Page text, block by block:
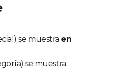
se muestra en
se muestra